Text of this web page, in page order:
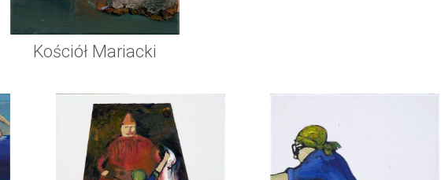
Kościół Mariacki